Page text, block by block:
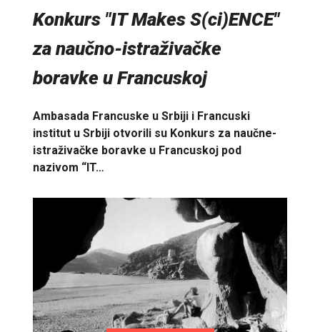
Konkurs "IT Makes S(ci)ENCE"
za naučno-istraživačke
boravke u Francuskoj
Ambasada Francuske u Srbiji i Francuski
institut u Srbiji otvorili su Konkurs za naučne-
istraživačke boravke u Francuskoj pod
nazivom “IT…